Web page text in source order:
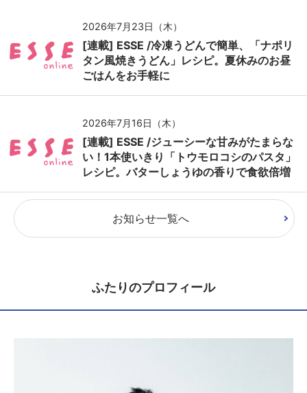
2026年7月23日（木）
[連載] ESSE /冷凍うどんで簡単、「ナポリ
タン風焼きうどん」レシピ。夏休みのお昼
ごはんをお手軽に
2026年7月16日（木）
[連載] ESSE /ジューシーな甘みがたまらな
い！1本使いきり「トウモロコシのパスタ」
レシピ。バターしょうゆの香りで食欲倍増
お知らせ一覧へ
ふたりのプロフィール